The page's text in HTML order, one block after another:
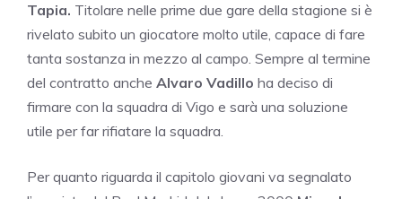
Tapia. Titolare nelle prime due gare della stagione si è
rivelato subito un giocatore molto utile, capace di fare
tanta sostanza in mezzo al campo. Sempre al termine
del contratto anche Alvaro Vadillo ha deciso di
firmare con la squadra di Vigo e sarà una soluzione
utile per far rifiatare la squadra.
Per quanto riguarda il capitolo giovani va segnalato